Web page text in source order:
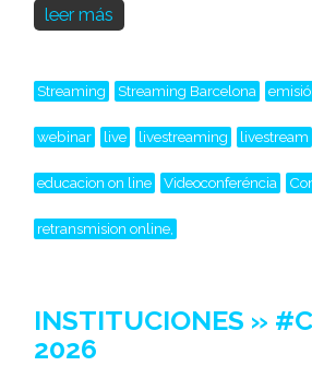
leer más
Streaming Streaming Barcelona
webinar live livestreaming livestream
educacion on line Videoconferéncia
retransmision online,
INSTITUCIONES »
2026